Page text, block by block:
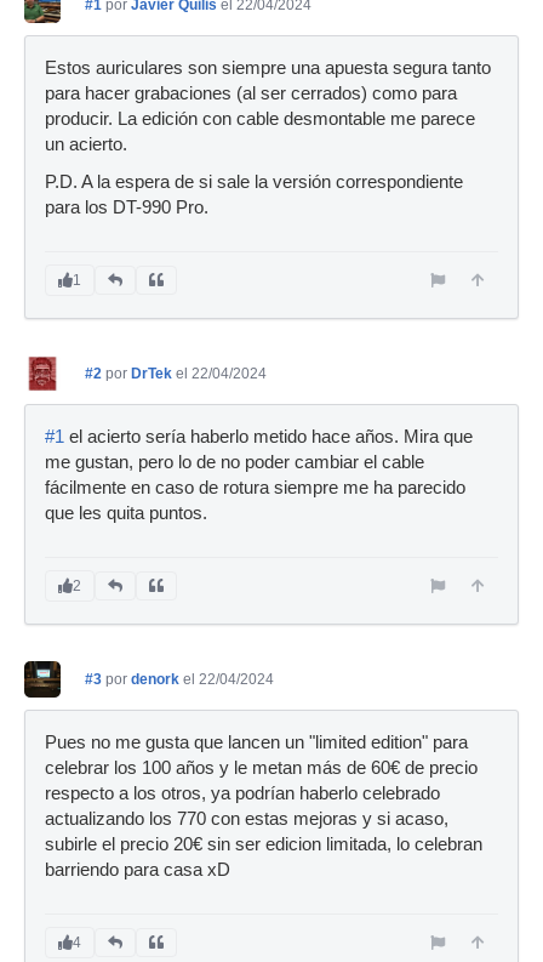
#1 por Javier Quilis el 22/04/2024
Estos auriculares son siempre una apuesta segura tanto
para hacer grabaciones (al ser cerrados) como para
producir. La edición con cable desmontable me parece
un acierto.
P.D. A la espera de si sale la versión correspondiente
para los DT-990 Pro.
1
#2 por DrTek el 22/04/2024
#1 el acierto sería haberlo metido hace años. Mira que
me gustan, pero lo de no poder cambiar el cable
fácilmente en caso de rotura siempre me ha parecido
que les quita puntos.
2
#3 por denork el 22/04/2024
Pues no me gusta que lancen un "limited edition" para
celebrar los 100 años y le metan más de 60€ de precio
respecto a los otros, ya podrían haberlo celebrado
actualizando los 770 con estas mejoras y si acaso,
subirle el precio 20€ sin ser edicion limitada, lo celebran
barriendo para casa xD
4